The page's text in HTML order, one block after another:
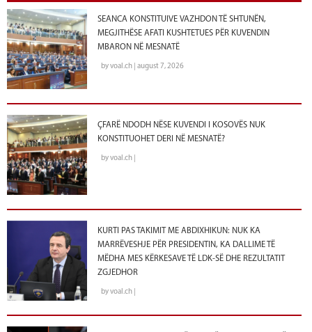
SEANCA KONSTITUIVE VAZHDON TË SHTUNËN,
MEGJITHËSE AFATI KUSHTETUES PËR KUVENDIN
MBARON NË MESNATË
by voal.ch | august 7, 2026
ÇFARË NDODH NËSE KUVENDI I KOSOVËS NUK
KONSTITUOHET DERI NË MESNATË?
by voal.ch |
KURTI PAS TAKIMIT ME ABDIXHIKUN: NUK KA
MARRËVESHJE PËR PRESIDENTIN, KA DALLIME TË
MËDHA MES KËRKESAVE TË LDK-SË DHE REZULTATIT
ZGJEDHOR
by voal.ch |